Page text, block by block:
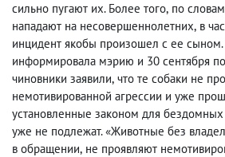
сильно пугают их. Более того, по
нападают на несовершеннолетних, в
инцидент якобы произошел с ее
информировала мэрию и 30 сентября
чиновники заявили, что те собаки не
немотивированной агрессии и уже
установленные законом для
уже не подлежат. «Животные без
в обращении, не проявляют